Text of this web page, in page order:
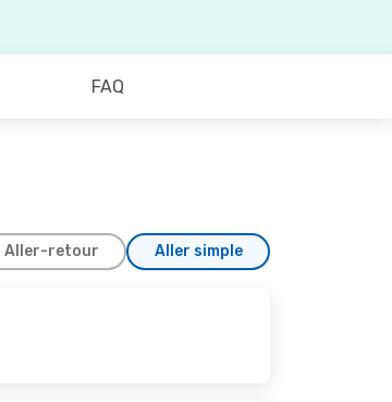
FAQ
Aller-retour Aller simple